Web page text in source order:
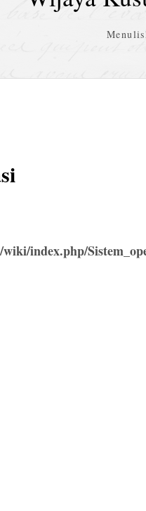
index.php/